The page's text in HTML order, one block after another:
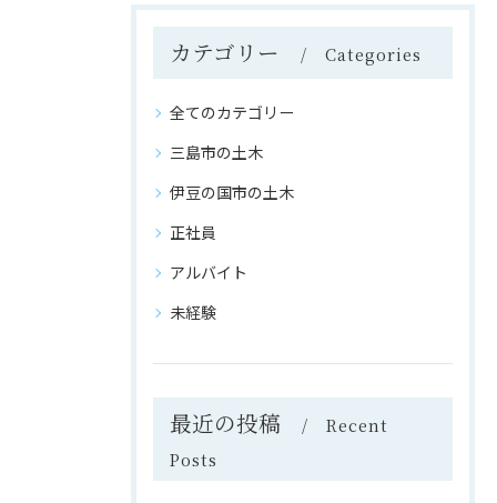
カテゴリー Categories
全てのカテゴリー
三島市の土木
伊豆の国市の土木
正社員
アルバイト
未経験
最近の投稿
Recent
Posts